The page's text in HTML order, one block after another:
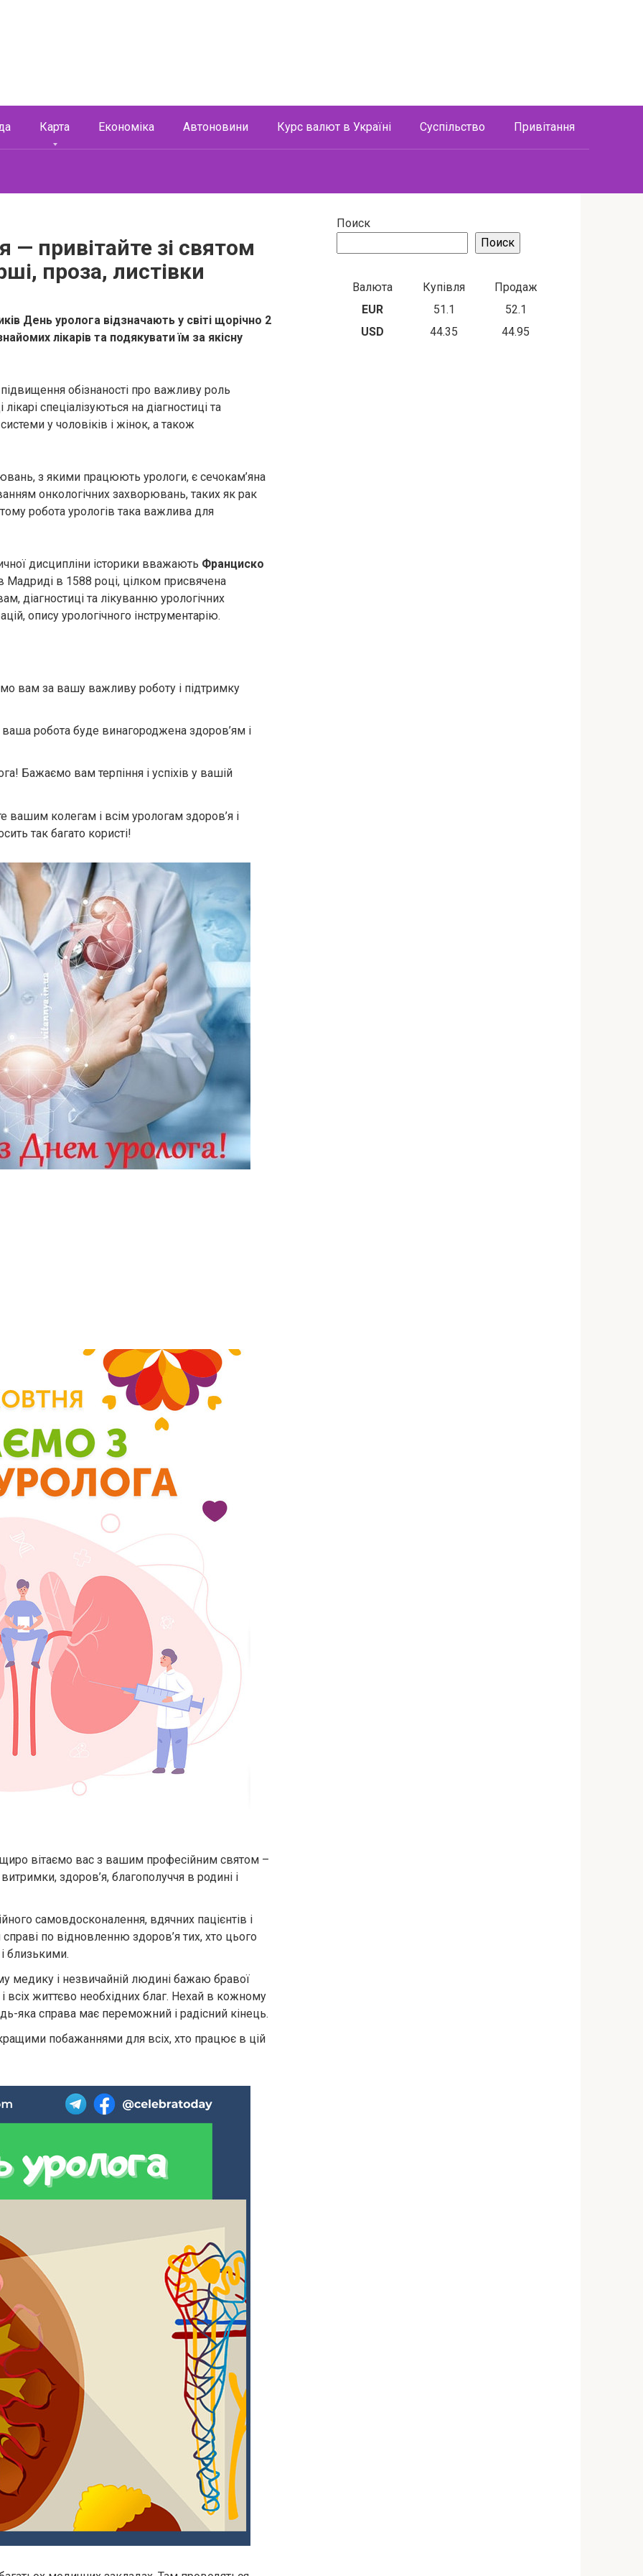
Карта Економіка Автоновини Курс валют в Україні Суспільство Привітання
привітайте зі святом
проза, листівки
День уролога відзначають у світі щорічно 2
лікарів та подякувати їм за якісну
обізнаності про важливу роль
спеціалізуються на діагностиці та
у чоловіків і жінок, а також
з якими працюють урологи, є сечокам’яна
онкологічних захворювань, таких як рак
робота урологів така важлива для
дисципліни історики вважають Франциско
Мадриді в 1588 році, цілком присвячена
діагностиці та лікуванню урологічних
опису урологічного інструментарію.
вам за вашу важливу роботу і підтримку
робота буде винагороджена здоров’ям і
Бажаємо вам терпіння і успіхів у вашій
вашим колегам і всім урологам здоров’я і
так багато користі!
вітаємо вас з вашим професійним святом –
здоров’я, благополуччя в родині і
самовдосконалення, вдячних пацієнтів і
справі по відновленню здоров’я тих, хто цього
близькими.
медику і незвичайній людині бажаю бравої
всіх життєво необхідних благ. Нехай в кожному
яка справа має переможний і радісний кінець.
побажаннями для всіх, хто працює в цій
Поиск
Поиск
Валюта Купівля
Продаж
EUR
51.1
52.1
USD
44.35 44.95